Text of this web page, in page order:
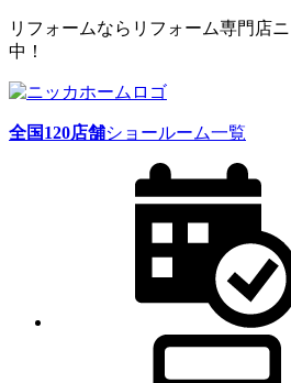
リフォームならリフォーム専門店
中！
全国120店舗ショールーム一覧